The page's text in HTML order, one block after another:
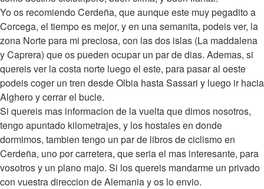
Yo os recomiendo Cerdeña, que aunque este muy pegadito a
Corcega, el tiempo es mejor, y en una semanita, podeis ver, la
zona Norte para mi preciosa, con las dos islas (La maddalena
y Caprera) que os pueden ocupar un par de dias. Ademas, si
quereis ver la costa norte luego el este, para pasar al oeste
podeis coger un tren desde Olbia hasta Sassari y luego ir hacia
Alghero y cerrar el bucle.
Si quereis mas informacion de la vuelta que dimos nosotros,
tengo apuntado kilometrajes, y los hostales en donde
dormimos, tambien tengo un par de libros de ciclismo en
Cerdeña, uno por carretera, que seria el mas interesante, para
vosotros y un plano majo. Si los quereis mandarme un privado
con vuestra direccion de Alemania y os lo envio.